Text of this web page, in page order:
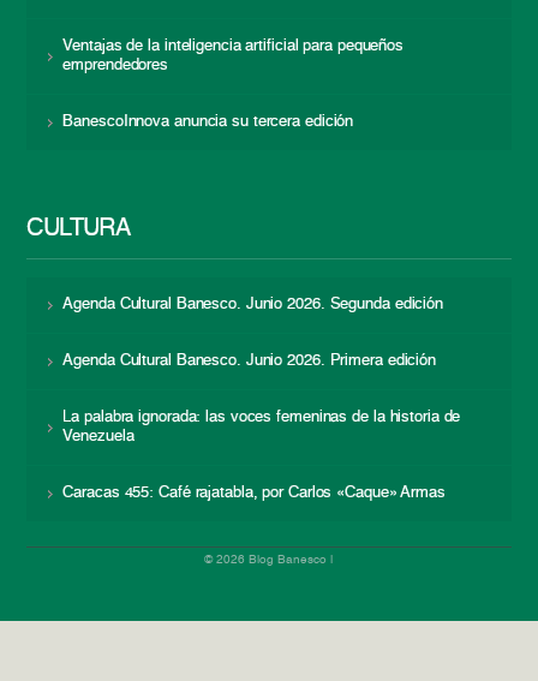
Ventajas de la inteligencia artificial para pequeños
emprendedores
BanescoInnova anuncia su tercera edición
CULTURA
Agenda Cultural Banesco. Junio 2026. Segunda edición
Agenda Cultural Banesco. Junio 2026. Primera edición
La palabra ignorada: las voces femeninas de la historia de
Venezuela
Caracas 455: Café rajatabla, por Carlos «Caque» Armas
© 2026 Blog Banesco |